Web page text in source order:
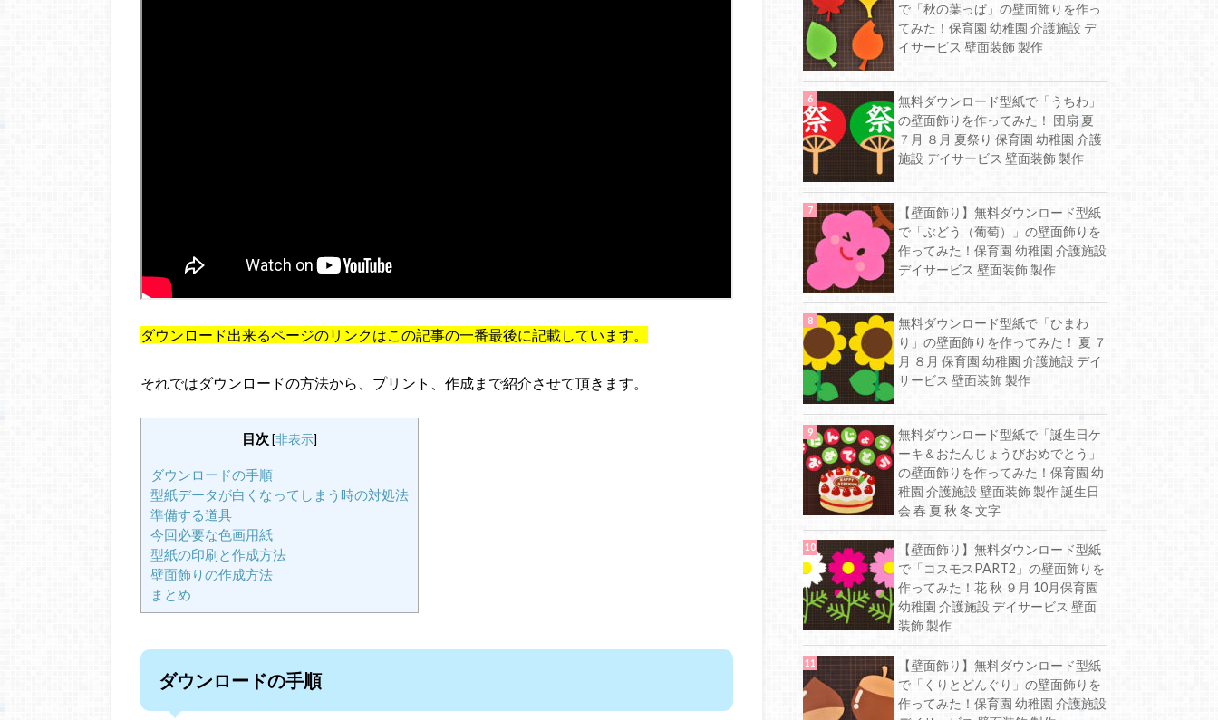
ダウンロード出来るページのリンクはこの記事の一番最後に記載しています。
それではダウンロードの方法から、プリント、作成まで紹介させて頂きます。
目次 [非表示]
ダウンロードの手順
型紙データが白くなってしまう時の対処法
準備する道具
今回必要な色画用紙
型紙の印刷と作成方法
壁面飾りの作成方法
まとめ
ダウンロードの手順
で「秋の葉っぱ」の壁面飾りを作っ
てみた！保育園 幼稚園 介護施設 デ
イサービス 壁面装飾 製作
無料ダウンロード型紙で「うちわ」
の壁面飾りを作ってみた！ 団扇 夏
７月 ８月 夏祭り 保育園 幼稚園 介護
施設 デイサービス 壁面装飾 製作
【壁面飾り】無料ダウンロード型紙
で「ぶどう（葡萄）」の壁面飾りを
作ってみた！保育園 幼稚園 介護施設
デイサービス 壁面装飾 製作
無料ダウンロード型紙で「ひまわ
り」の壁面飾りを作ってみた！ 夏 ７
月 ８月 保育園 幼稚園 介護施設 デイ
サービス 壁面装飾 製作
無料ダウンロード型紙で「誕生日ケ
ーキ＆おたんじょうびおめでとう」
の壁面飾りを作ってみた！保育園 幼
稚園 介護施設 壁面装飾 製作 誕生日
会 春 夏 秋 冬 文字
【壁面飾り】無料ダウンロード型紙
で「コスモスPART2」の壁面飾りを
作ってみた！花 秋 ９月 10月保育園
幼稚園 介護施設 デイサービス 壁面
装飾 製作
【壁面飾り】無料ダウンロード型紙
で「くりとどんぐり」の壁面飾りを
作ってみた！保育園 幼稚園 介護施設